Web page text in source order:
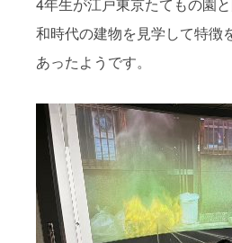
和時代の建物を見学して特徴
あったようです。